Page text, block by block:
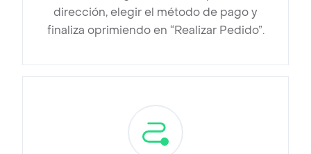
dirección, elegir el método de pago y
finaliza oprimiendo en “Realizar Pedido”.